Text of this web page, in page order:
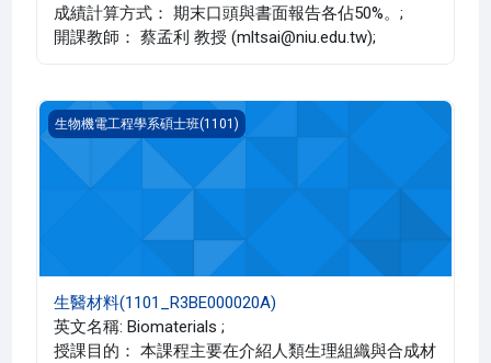
成績計算方式： 期末口頭與書面報告各佔50%。;
開課教師： 蔡孟利 教授 (mltsai@niu.edu.tw);
生醫材料(1101_R3BE000020A)
生物機電工程學系碩士班(1101)
生醫材料(1101_R3BE000020A)
英文名稱: Biomaterials ;
授課目的： 本課程主要在介紹人類生理組織與合成材